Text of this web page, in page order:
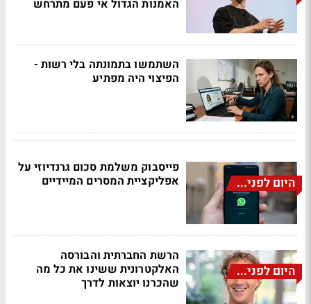
האמנות הגדול אי פעם מתרחש
השתמשו בתמונתה בלי רשות -
הפיצוי היה מפתיע
היום לפני...
פייסבוק משלמת סכום גרנדיוזי על
אפליקציית המסרים המיידיים
היום לפני...
הרשת החברתית והבורסה
האלקטרונית ששינו את כל מה
שהכרנו יוצאות לדרך